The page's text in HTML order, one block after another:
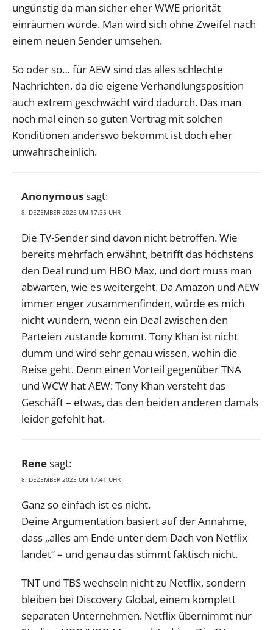
ungünstig da man sicher eher WWE priorität
einräumen würde. Man wird sich ohne Zweifel nach
einem neuen Sender umsehen.
So oder so… für AEW sind das alles schlechte
Nachrichten, da die eigene Verhandlungsposition
auch extrem geschwächt wird dadurch. Das man
noch mal einen so guten Vertrag mit solchen
Konditionen anderswo bekommt ist doch eher
unwahrscheinlich.
Anonymoussagt:
8. DEZEMBER 2025 UM 17:35 UHR
Die TV-Sender sind davon nicht betroffen. Wie
bereits mehrfach erwähnt, betrifft das höchstens
den Deal rund um HBO Max, und dort muss man
abwarten, wie es weitergeht. Da Amazon und AEW
immer enger zusammenfinden, würde es mich
nicht wundern, wenn ein Deal zwischen den
Parteien zustande kommt. Tony Khan ist nicht
dumm und wird sehr genau wissen, wohin die
Reise geht. Denn einen Vorteil gegenüber TNA
und WCW hat AEW: Tony Khan versteht das
Geschäft – etwas, das den beiden anderen damals
leider gefehlt hat.
Renesagt:
8. DEZEMBER 2025 UM 17:41 UHR
Ganz so einfach ist es nicht.
Deine Argumentation basiert auf der Annahme,
dass „alles am Ende unter dem Dach von Netflix
landet“ – und genau das stimmt faktisch nicht.
TNT und TBS wechseln nicht zu Netflix, sondern
bleiben bei Discovery Global, einem komplett
separaten Unternehmen. Netflix übernimmt nur